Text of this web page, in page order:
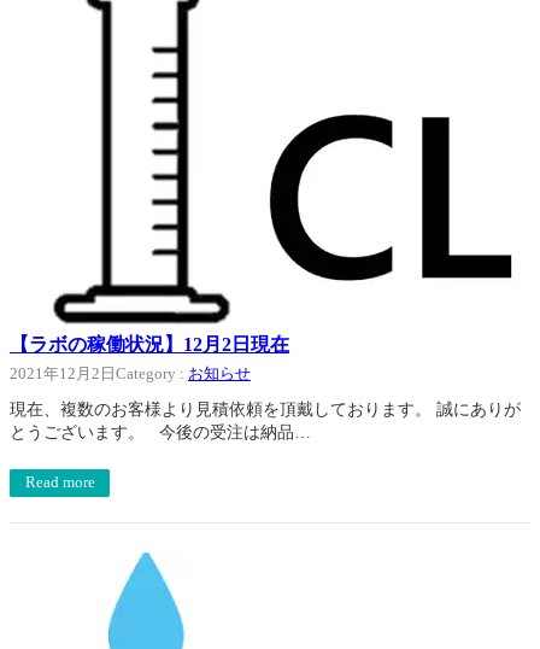
【ラボの稼働状況】12月2日現在
2021年12月2日 Category : お知らせ
現在、複数のお客様より見積依頼を頂戴しております。 誠にありが
とうございます。 今後の受注は納品…
Read more